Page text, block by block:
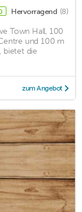
Hervorragend (8)
Town Hall, 100
und 100 m
bietet die
zum Angebot